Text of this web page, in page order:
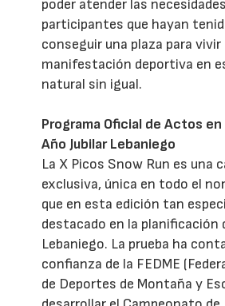
poder atender las
participantes que hayan
conseguir una plaza para
manifestación deportiva en
natural sin igual.
Programa Oficial de Actos
Año Jubilar Lebaniego
La X Picos Snow Run es una
exclusiva, única en todo el
que en esta edición tan
destacado en la planificación
Lebaniego. La prueba ha
confianza de la FEDME
de Deportes de Montaña y